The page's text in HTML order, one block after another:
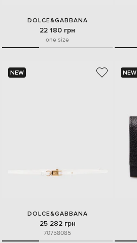
DOLCE&GABBANA
22 180 грн
one size
NEW
DOLCE&GABBANA
25 282 грн
70758085
NEW